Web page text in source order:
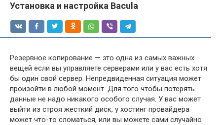
Установка и настройка Bacula
Резервное копирование — это одна из самых важных
вещей если вы управляете серверами или у вас есть хотя
бы один свой сервер. Непредвиденная ситуация может
произойти в любой момент. Для того чтобы потерять
данные не надо никакого особого случая. У вас может
выйти из строя жесткий диск, у хостинг провайдера
может что-то сломаться, или вы можете сами случайно